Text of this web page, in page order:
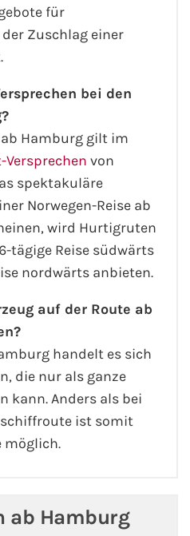
für
Zuschlag einer
bei den
Hamburg gilt im
von
spektakuläre
Norwegen-Reise ab
wird Hurtigruten
tägige Reise südwärts
nordwärts anbieten.
auf der Route ab
handelt es sich
die nur als ganze
kann. Anders als bei
ist somit
möglich.
ab Hamburg